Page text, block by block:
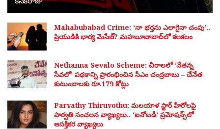
Mahabubabad Crime: ‘నా భర్తను ఎలాగైనా చంపు’..
ప్రియుడికి భార్య మెసేజ్? మహబూబాబాద్‌లో కలకలం
Nethanna Sevalo Scheme: చీరాలలో ‘నేతన్న
సేవలో’ పథకాన్ని ప్రారంభించిన సీఎం చంద్రబాబు – చేనేత
కుటుంబాలకు రూ.179 కోట్లు
Parvathy Thiruvothu: మలయాళ స్టార్ హీరోలపై
పార్వతి సంచలన వ్యాఖ్యలు.. ‘ఐనోబడీ’ ప్రమోషన్స్‌లో
ఆసక్తికర వ్యాఖ్యలు